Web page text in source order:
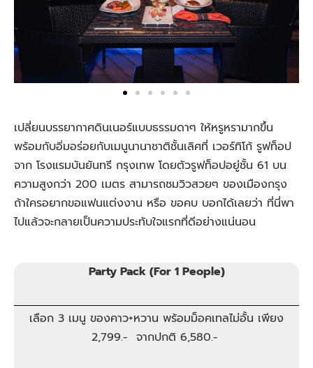
เปลี่ยนบรรยากาศดินเนอร์แบบธรรมดาๆ ให้หรูหรามากขึ้น
พร้อมกับอิ่มอร่อยกับเมนูนานาชาติชั้นเลิศที่ เวอร์ทิโก้ รูฟท็อป
จาก โรงแรมบันยันทรี กรุงเทพ โดยตัวรูฟท็อปอยู่ชั้น 61 บน
ความสูงกว่า 200 เมตร สามารถชมวิวสวยๆ ของเมืองกรุง
ถ้าใครอยากขอแฟนแต่งงาน หรือ ขอคบ บอกได้เลยว่า ที่นี่พา
ไปแล้วจะกลายเป็นความประทับใจแรกที่ดีอย่างแน่นอน
Party Pack (For 1 People)
เลือก 3 เมนู ของคาว+หวาน พร้อมม็อคเทลไม่อั้น เพียง
2,799.- จากปกติ 6,580.-